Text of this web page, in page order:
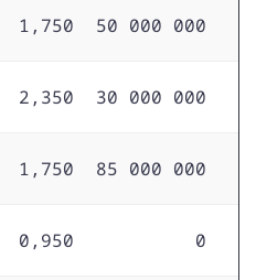
1,750 50 000 000
2,350 30 000 000
1,750 85 000 000
0,950 0